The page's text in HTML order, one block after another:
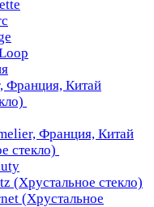
Франция, Китай
Франция, Китай
стекло)
(Хрустальное стекло)
(Хрустальное